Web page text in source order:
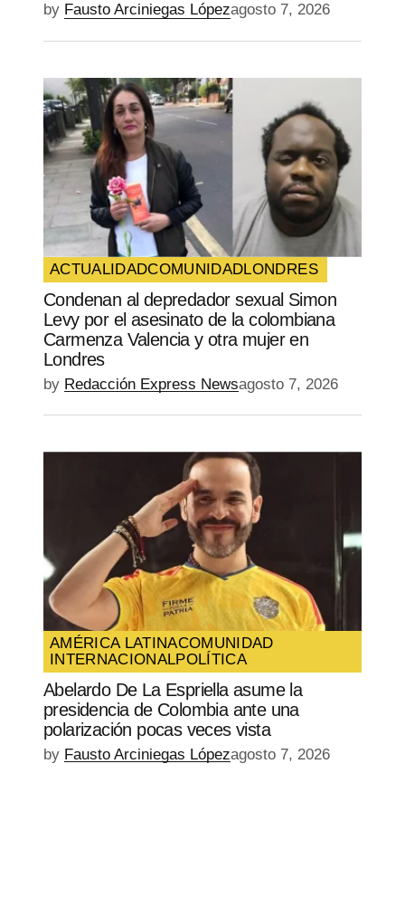
by Fausto Arciniegas Lópezagosto 7, 2026
ACTUALIDADCOMUNIDADLONDRES
Condenan al depredador sexual Simon
Levy por el asesinato de la colombiana
Carmenza Valencia y otra mujer en
Londres
by Redacción Express Newsagosto 7, 2026
AMÉRICA LATINACOMUNIDAD
INTERNACIONALPOLÍTICA
Abelardo De La Espriella asume la
presidencia de Colombia ante una
polarización pocas veces vista
by Fausto Arciniegas Lópezagosto 7, 2026